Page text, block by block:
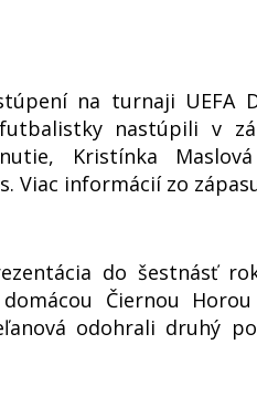
na turnaji UEFA
nastúpili v
Kristínka
Viac informácií zo
do šestnásť
Čiernou
odohrali druhý